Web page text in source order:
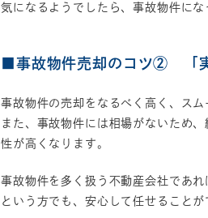
気になるようでしたら、事故物件に
■事故物件売却のコツ② 「
事故物件の売却をなるべく高く、ス
また、事故物件には相場がないため
性が高くなります。
事故物件を多く扱う不動産会社であ
という方でも、安心して任せることが